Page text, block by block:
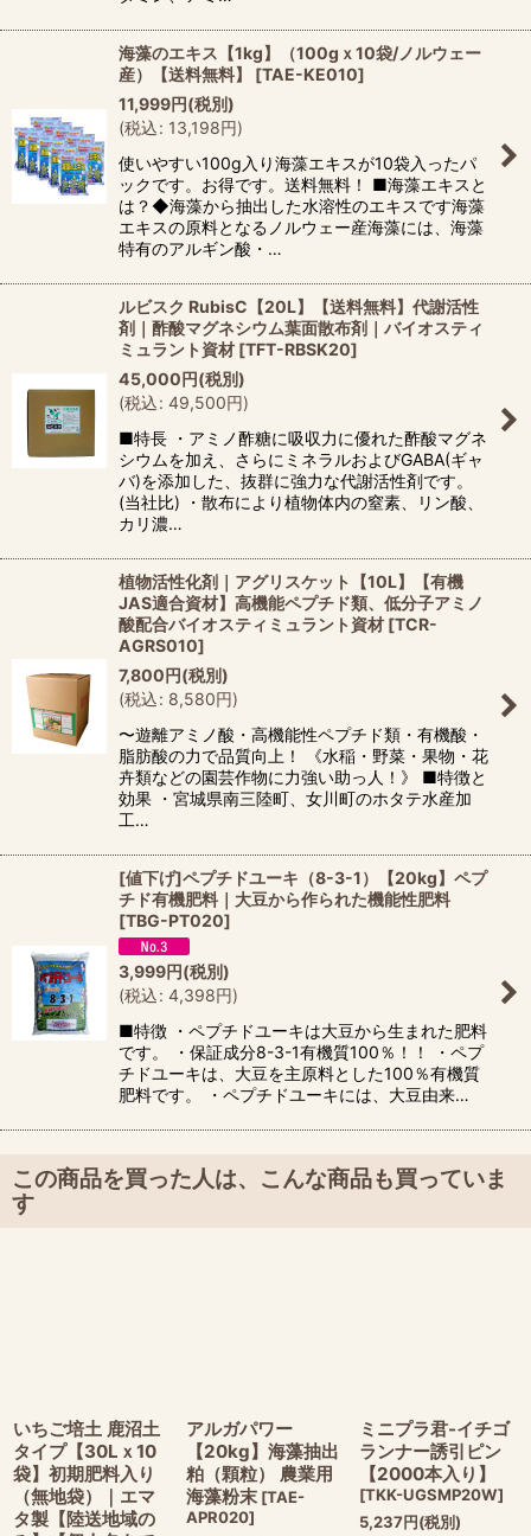
海藻のエキス【1kg】（100gｘ10袋/ノルウェー
産）【送料無料】
[TAE-KE010]
11,999円(税別)
(税込: 13,198円)
使いやすい100g入り海藻エキスが10袋入ったパ
ックです。お得です。送料無料！ ■海藻エキスと
は？◆海藻から抽出した水溶性のエキスです海藻
エキスの原料となるノルウェー産海藻には、海藻
特有のアルギン酸・…
ルビスク RubisC【20L】【送料無料】代謝活性
剤｜酢酸マグネシウム葉面散布剤｜バイオスティ
ミュラント資材 [TFT-RBSK20]
45,000円(税別)
(税込: 49,500円)
■特長 ・アミノ酢糖に吸収力に優れた酢酸マグネ
シウムを加え、さらにミネラルおよびGABA(ギャ
バ)を添加した、抜群に強力な代謝活性剤です。
(当社比) ・散布により植物体内の窒素、リン酸、
カリ濃…
植物活性化剤｜アグリスケット【10L】【有機
JAS適合資材】高機能ペプチド類、低分子アミノ
酸配合バイオスティミュラント資材 [TCR-
AGRS010]
7,800円(税別)
(税込: 8,580円)
〜遊離アミノ酸・高機能性ペプチド類・有機酸・
脂肪酸の力で品質向上！ 《水稲・野菜・果物・花
卉類などの園芸作物に力強い助っ人！》 ■特徴と
効果 ・宮城県南三陸町、女川町のホタテ水産加
工…
[値下げ]ペプチドユーキ（8-3-1）【20kg】ペプ
チド有機肥料｜大豆から作られた機能性肥料
[TBG-PT020]
3,999円(税別)
(税込: 4,398円)
■特徴 ・ペプチドユーキは大豆から生まれた肥料
です。 ・保証成分8-3-1有機質100％！！ ・ペプ
チドユーキは、大豆を主原料とした100％有機質
肥料です。 ・ペプチドユーキには、大豆由来…
この商品を買った人は、こんな商品も買っていま
す
いちご培土 鹿沼土
タイプ【30Lｘ10
袋】初期肥料入り
（無地袋）｜エマ
タ製【陸送地域の
アルガパワー
【20kg】海藻抽出
粕（顆粒） 農業用
海藻粉末 [TAE-
APR020]
ミニプラ君-イチゴ
ランナー誘引ピン
【2000本入り】
[TKK-UGSMP20W]
5,237円(税別)